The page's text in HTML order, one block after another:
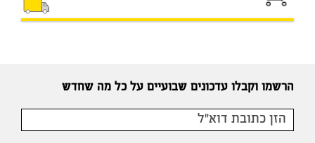
הרשמו וקבלו עדכונים שבועיים על כל מה שחדש